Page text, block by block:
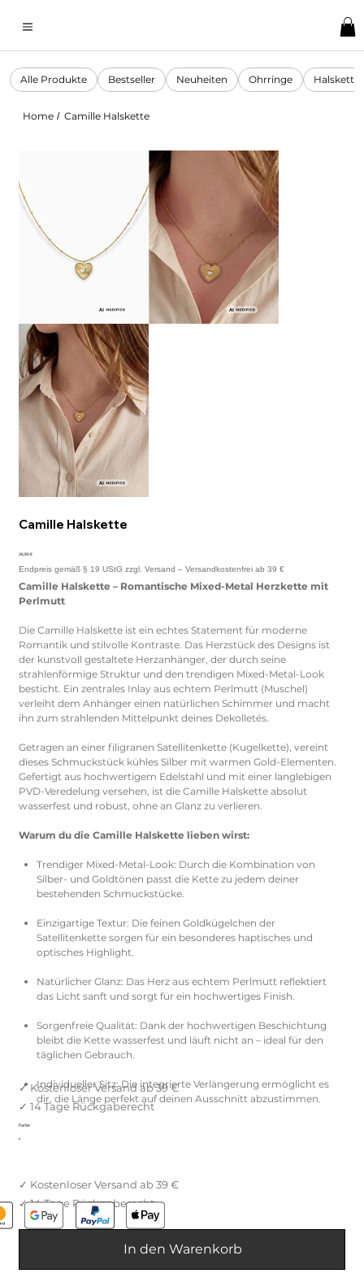
Alle Produkte Bestseller Neuheiten Ohrringe
Home / Camille Halskette
Camille Halskette
Preis
26,90 €
Camille Halskette – Romantische Mixed-Metal Herzkette mit
Perlmutt
Die Camille Halskette ist ein echtes Statement für moderne
Romantik und stilvolle Kontraste. Das Herzstück des Designs ist
der kunstvoll gestaltete Herzanhänger, der durch seine
strahlenförmige Struktur und den trendigen Mixed-Metal-Look
besticht. Ein zentrales Inlay aus echtem Perlmutt (Muschel)
verleiht dem Anhänger einen natürlichen Schimmer und macht
ihn zum strahlenden Mittelpunkt deines Dekolletés.
Getragen an einer filigranen Satellitenkette (Kugelkette), vereint
dieses Schmuckstück kühles Silber mit warmen Gold-Elementen.
Gefertigt aus hochwertigem Edelstahl und mit einer langlebigen
PVD-Veredelung versehen, ist die Camille Halskette absolut
wasserfest und robust, ohne an Glanz zu verlieren.
Warum du die Camille Halskette lieben wirst:
Trendiger Mixed-Metal-Look: Durch die Kombination von
Silber- und Goldtönen passt die Kette zu jedem deiner
bestehenden Schmuckstücke.
Einzigartige Textur: Die feinen Goldkügelchen der
Satellitenkette sorgen für ein besonderes haptisches und
optisches Highlight.
Natürlicher Glanz: Das Herz aus echtem Perlmutt reflektiert
das Licht sanft und sorgt für ein hochwertiges Finish.
Sorgenfreie Qualität: Dank der hochwertigen Beschichtung
bleibt die Kette wasserfest und läuft nicht an – ideal für den
täglichen Gebrauch.
Individueller Sitz: Die integrierte Verlängerung ermöglicht es
dir, die Länge perfekt auf deinen Ausschnitt abzustimmen.
Farbe
In den Warenkorb